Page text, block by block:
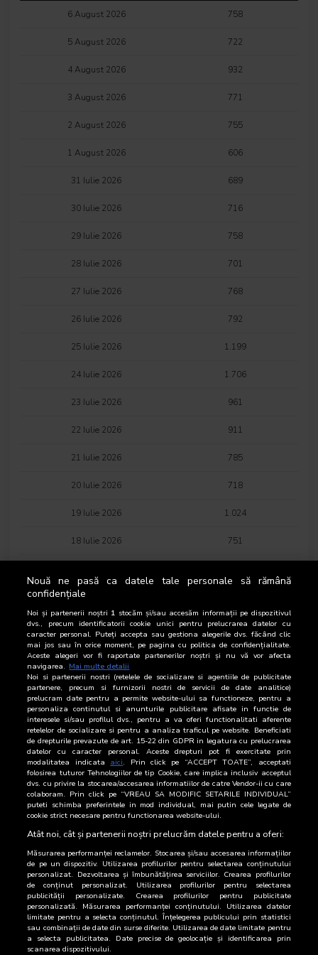
6 August 2026 758
5 August 2026 722
4 August 2026 932
3 August 2026 771
2 August 2026 755
1 August 2026 606
31 Iulie 2026 689
30 Iulie 2026 716
29 Iulie 2026 758
28 Iulie 2026 701
27 Iulie 2026 768
26 Iulie 2026 792
25 Iulie 2026 1.199
24 Iulie 2026 1.706
23 Iulie 2026 961
22 Iulie 2026 911
21 Iulie 2026 785
20 Iulie 2026 718
19 Iulie 2026 1.024
18 Iulie 2026 751
16 Iulie 2026
15 Iulie 2026 667
14 Iulie 2026
13 Iulie 2026 707
12 Iulie 2026 749
11 Iulie 2026 841
10 Iulie 2026 641
9 Iulie 2026 958
8 Iulie 2026
Nouă ne pasă ca datele tale personale să rămână
confidențiale
Noi și partenerii noștri 1 stocăm și/sau accesăm informații pe dispozitivul
dvs., precum identificatorii cookie unici pentru prelucrarea datelor cu
caracter personal. Puteți accepta sau gestiona alegerile dvs. făcând clic
mai jos sau în orice moment, pe pagina cu politica de confidențialitate.
Aceste alegeri vor fi raportate partenerilor noștri și nu vă vor afecta
navigarea. Mai multe detalii
Noi si partenerii nostri (retelele de socializare si agentiile de publicitate
partenere, precum si furnizorii nostri de servicii de date analitice)
prelucram date pentru a permite website-ului sa functioneze, pentru a
personaliza continutul si anunturile publicitare afisate in functie de
interesele si/sau profilul dvs., pentru a va oferi functionalitati aferente
retelelor de socializare si pentru a analiza traficul pe website. Beneficiati
de drepturile prevazute de art. 15-22 din GDPR in legatura cu prelucrarea
datelor cu caracter personal. Aceste drepturi pot fi exercitate prin
modalitatea indicata aici. Prin click pe “ACCEPT TOATE”, acceptati
folosirea tuturor Tehnologiilor de tip Cookie, care implica inclusiv acceptul
dvs. cu privire la stocarea/accesarea informatiilor de catre Vendor-ii cu care
colaboram. Prin click pe “VREAU SA MODIFIC SETARILE INDIVIDUAL”
puteti schimba preferintele in mod individual, mai putin cele legate de
cookie strict necesare pentru functionarea website-ului.
Atât noi, cât și partenerii noștri prelucrăm datele pentru a oferi:
Măsurarea performanței reclamelor. Stocarea și/sau accesarea informațiilor
de pe un dispozitiv. Utilizarea profilurilor pentru selectarea conținutului
personalizat. Dezvoltarea și îmbunătățirea serviciilor. Crearea profilurilor
de conținut personalizat. Utilizarea profilurilor pentru selectarea
publicității personalizate. Crearea profilurilor pentru publicitate
personalizată. Măsurarea performanței conținutului. Utilizarea datelor
limitate pentru a selecta conținutul. Înțelegerea publicului prin statistici
sau combinații de date din surse diferite. Utilizarea de date limitate pentru
a selecta publicitatea. Date precise de geolocație și identificarea prin
scanarea dispozitivului.